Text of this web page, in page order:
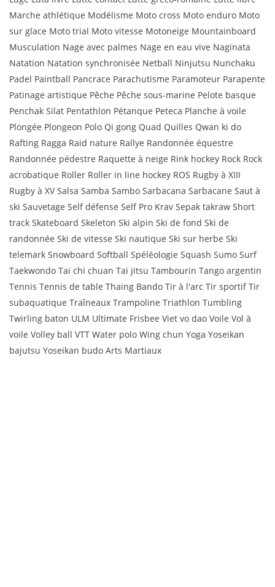
Marche athlétique Modélisme Moto cross Moto enduro Moto
sur glace Moto trial Moto vitesse Motoneige Mountainboard
Musculation Nage avec palmes Nage en eau vive Naginata
Natation Natation synchronisée Netball Ninjutsu Nunchaku
Padel Paintball Pancrace Parachutisme Paramoteur Parapente
Patinage artistique Pêche Pêche sous-marine Pelote basque
Penchak Silat Pentathlon Pétanque Peteca Planche à voile
Plongée Plongeon Polo Qi gong Quad Quilles Qwan ki do
Rafting Ragga Raid nature Rallye Randonnée équestre
Randonnée pédestre Raquette à neige Rink hockey Rock Rock
acrobatique Roller Roller in line hockey ROS Rugby à XIII
Rugby à XV Salsa Samba Sambo Sarbacana Sarbacane Saut à
ski Sauvetage Self défense Self Pro Krav Sepak takraw Short
track Skateboard Skeleton Ski alpin Ski de fond Ski de
randonnée Ski de vitesse Ski nautique Ski sur herbe Ski
telemark Snowboard Softball Spéléologie Squash Sumo Surf
Taekwondo Taï chi chuan Taï jitsu Tambourin Tango argentin
Tennis Tennis de table Thaing Bando Tir à l'arc Tir sportif Tir
subaquatique Traîneaux Trampoline Triathlon Tumbling
Twirling baton ULM Ultimate Frisbee Viet vo dao Voile Vol à
voile Volley ball VTT Water polo Wing chun Yoga Yoseikan
bajutsu Yoseikan budo Arts Martiaux